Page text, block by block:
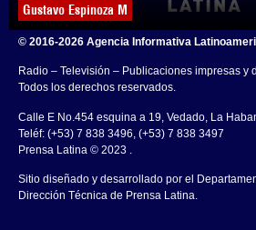
Gustavo Espinoza M
© 2016-2026 Agencia Informativa
Radio – Televisión – Publicaciones impresas y
Todos los derechos reservados.
Calle E No.454 esquina a 19, Vedado, La
Teléf: (+53) 7 838 3496, (+53) 7 838 3497
Prensa Latina © 2023 .
Sitio diseñado y desarrollado por el
Dirección Técnica de Prensa Latina.